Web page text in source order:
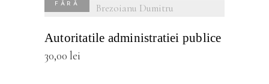
FĂRĂ Brezoianu Dumitru
Autoritatile administratiei publice
30,00 lei